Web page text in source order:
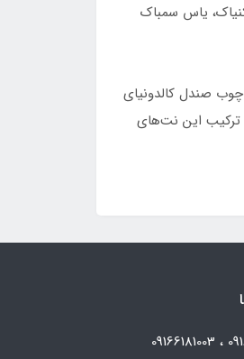
یاس سمباک
صندل کالدونیای
ترکیب این نت‌های